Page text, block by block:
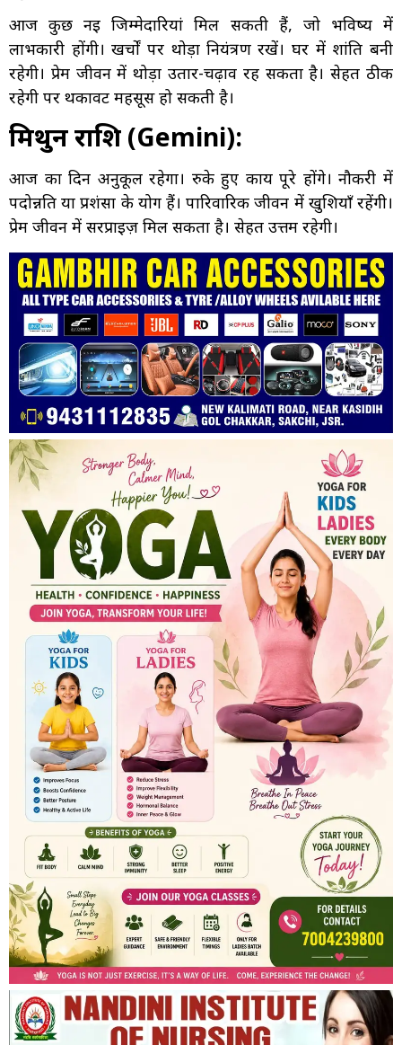
आज कुछ नई जिम्मेदारियां मिल सकती हैं, जो भविष्य में
लाभकारी होंगी। खर्चों पर थोड़ा नियंत्रण रखें। घर में शांति बनी
रहेगी। प्रेम जीवन में थोड़ा उतार-चढ़ाव रह सकता है। सेहत ठीक
रहेगी पर थकावट महसूस हो सकती है।
मिथुन राशि (Gemini):
आज का दिन अनुकूल रहेगा। रुके हुए कार्य पूरे होंगे। नौकरी में
पदोन्नति या प्रशंसा के योग हैं। पारिवारिक जीवन में खुशियाँ रहेंगी।
प्रेम जीवन में सरप्राइज़ मिल सकता है। सेहत उत्तम रहेगी।